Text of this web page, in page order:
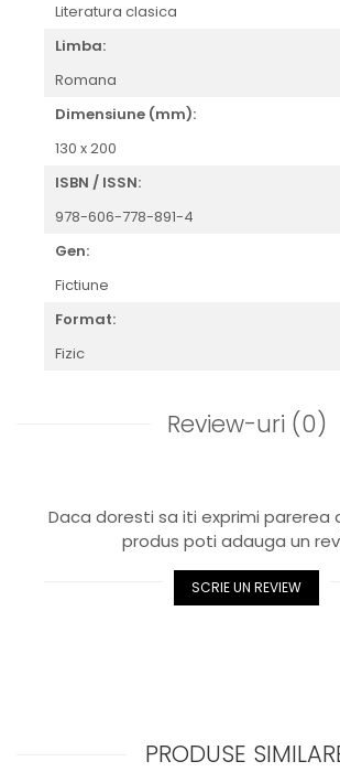
Literatura clasica
Limba:
Romana
Dimensiune (mm):
130 x 200
ISBN / ISSN:
978-606-778-891-4
Gen:
Fictiune
Format:
Fizic
Review-uri (0)
Daca doresti sa iti exprimi parerea
produs poti adauga un
SCRIE UN REVIEW
PRODUSE